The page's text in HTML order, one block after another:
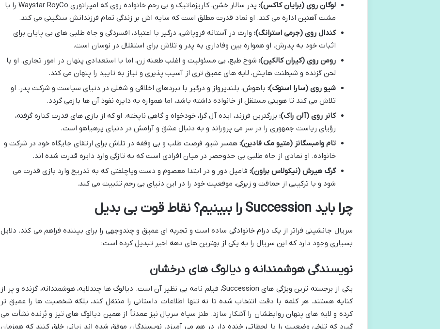
لوگان روی (برایان کاکس):
پدر سالار خشن، کاریزماتیک و بی رحم خانواده روی که امپراتوری Waystar RoyCo را با
مشت آهنین اداره می کند. او نماد قدرت مطلق است که سایه اش بر زندگی تمام فرزندانش سنگینی می کند.
کندال روی (جرمی استرانگ): وارث در آستانه فروپاشی، درگیر با اعتیاد، افسردگی و جاه طلبی های بی پایان برای
اثبات خود به پدرش. او همواره بین وفاداری به پدر و تلاش برای استقلال در نوسان است.
رومن روی (کیران کالکین): شوخ طبع، بی مسئولیت و اغلب طعنه زن، اما با استعدادی پنهان در امور تجاری. او با
لحن گزنده و شیطنت هایش، لایه های عمیق تری از آسیب پذیری و نیاز به تایید را پنهان می کند.
شیو روی (سارا اسنوک): باهوش، بلندپرواز و درگیر با نبردهای اخلاقی و شغلی در دنیای سیاست و شرکت پدر. او
تلاش می کند تا هویتی مستقل از خانواده داشته باشد، اما همواره به دایره نفوذ آن ها بازمی گردد.
کانر روی (آلن راک): بزرگترین فرزند، ایده آل گرا، خودخواه و گاهی ناپخته. او که از بازی های قدرت کناره گرفته،
رؤیای ریاست جمهوری را در سر می پروراند و به دنبال عشق و آرامش در دنیای پرهیاهو است.
تام وامبسگانز (متیو مک فادین): همسر شیو، فرصت طلب و بی وقفه در تلاش برای ارتقای جایگاه خود در شرکت و
خانواده. او نمادی از جاه طلبی بی حدوحصر در میان افرادی است که به تازگی وارد دایره قدرت شده اند.
گرگ هیرش (نیکولاس براون): فامیل دور و در ابتدا معصوم و دست وپاچلفتی که به تدریج وارد بازی قدرت می
شود و با ترکیبی از حماقت و زیرکی، موقعیت خود را در این دنیای بی رحم تثبیت می کند.
چرا باید Succession را ببینیم؟ نقاط قوت بی بدیل
سریال جانشینی فراتر از یک درام خانوادگی ساده است و تجربه ای عمیق و چندوجهی را برای بیننده فراهم می کند. دلایل
بسیاری وجود دارد که این سریال را به یکی از بهترین های دهه اخیر تبدیل کرده است:
نویسندگی هوشمندانه و دیالوگ های درخشان
یکی از برجسته ترین ویژگی های Succession، فیلم نامه بی نظیر آن است. دیالوگ ها چندلایه، هوشمندانه، گزنده و پر از
کنایه هستند. هر کلمه با دقت انتخاب شده تا نه تنها اطلاعات داستانی را منتقل کند، بلکه شخصیت ها را عمیق تر
کرده و لایه های پنهان روابطشان را آشکار سازد. طنز سیاه سریال نیز عمدتاً از همین دیالوگ های تیز و بُرنده نشأت می
گیرد که تلخی وضعیت را با لحظاتی خنده دار در هم می آمیزد. نویسندگان موفق شده اند زبانی خلق کنند که همزمان